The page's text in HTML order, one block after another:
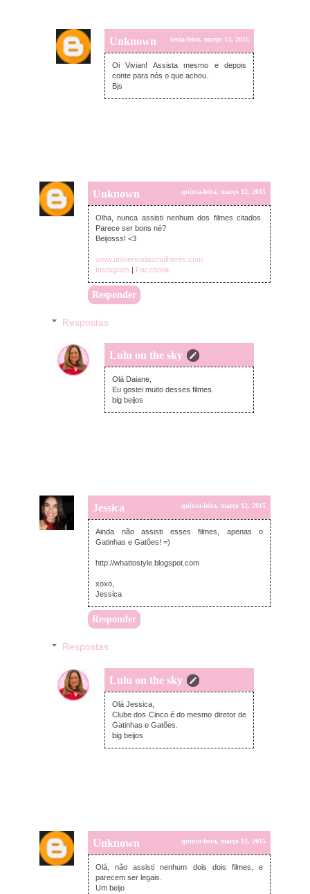
Unknown sexta-feira, março 13, 2015
Oi Vivian! Assista mesmo e depois
conte para nós o que achou.
Bjs
Unknown quinta-feira, março 12, 2015
Olha, nunca assisti nenhum dos filmes citados.
Parece ser bons né?
Beijosss! <3
www.universodasmulheres.com
Instagram | Facebook
Responder
Respostas
Lulu on the sky
quinta-feira, março 12, 2015
Olá Daiane,
Eu gostei muito desses filmes.
big beijos
Jessica quinta-feira, março 12, 2015
Ainda não assisti esses filmes, apenas o
Gatinhas e Gatões! =)
http://whattostyle.blogspot.com
xoxo,
Jessica
Responder
Respostas
Lulu on the sky
quinta-feira, março 12, 2015
Olá Jessica,
Clube dos Cinco é do mesmo diretor de
Gatinhas e Gatões.
big beijos
Unknown quinta-feira, março 12, 2015
Olá, não assisti nenhum dois dois filmes, e
parecem ser legais.
Um beijo